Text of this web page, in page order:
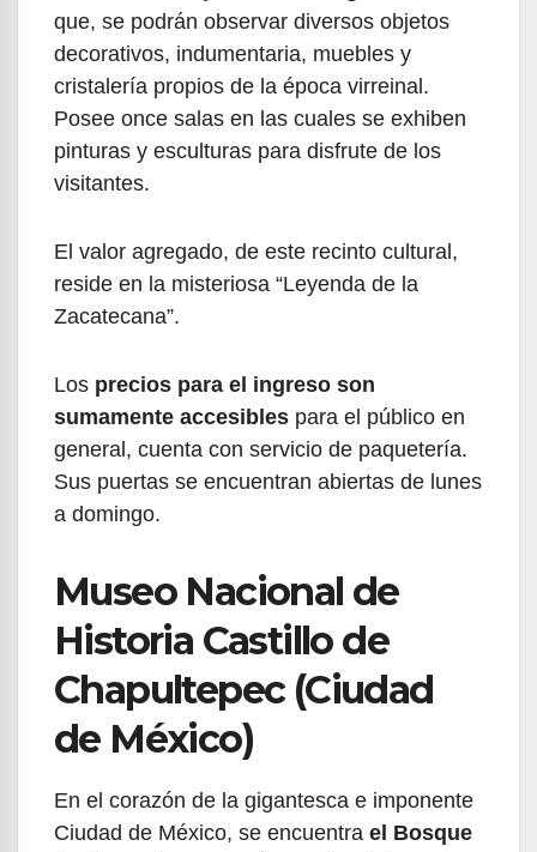
que, se podrán observar diversos objetos
decorativos, indumentaria, muebles y
cristalería propios de la época virreinal.
Posee once salas en las cuales se exhiben
pinturas y esculturas para disfrute de los
visitantes.
El valor agregado, de este recinto cultural,
reside en la misteriosa “Leyenda de la
Zacatecana”.
Los precios para el ingreso son
sumamente accesibles para el público en
general, cuenta con servicio de paquetería.
Sus puertas se encuentran abiertas de lunes
a domingo.
Museo Nacional de
Historia Castillo de
Chapultepec (Ciudad
de México)
En el corazón de la gigantesca e imponente
Ciudad de México, se encuentra el Bosque